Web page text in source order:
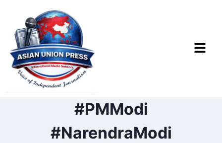
#PMModi
#NarendraModi